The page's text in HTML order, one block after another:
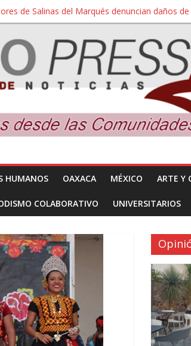
de Salinas del Marqués denuncian daños
vuelve a las aulas tras amparo
detener a los autores materiales e
un parque eólico
de gravera Oyamel
HUMANOS OAXACA MÉXICO ARTE Y
COLABORATIVO UNIVERSITARIOS